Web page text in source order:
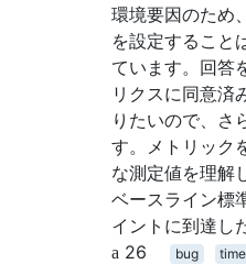
環境要因のため
を設定すること
ています。回答
リクスに同意済
りたいので、さ
す。メトリック
な測定値を理解
ベースライン標
イントに到達し
26
bug time